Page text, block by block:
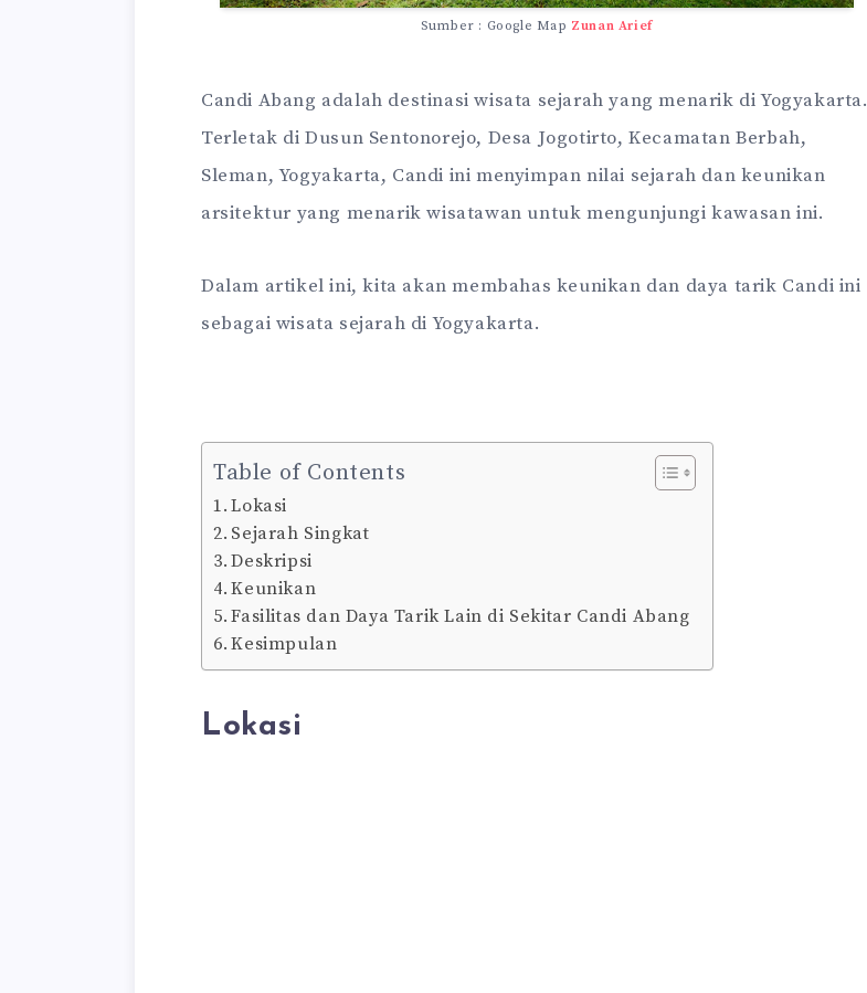
Sumber : Google Map Zunan Arief
Candi Abang adalah destinasi wisata sejarah yang menarik di Yogyakarta.
Terletak di Dusun Sentonorejo, Desa Jogotirto, Kecamatan Berbah,
Sleman, Yogyakarta, Candi ini menyimpan nilai sejarah dan keunikan
arsitektur yang menarik wisatawan untuk mengunjungi kawasan ini.
Dalam artikel ini, kita akan membahas keunikan dan daya tarik Candi ini
sebagai wisata sejarah di Yogyakarta.
Table of Contents
Lokasi
Sejarah Singkat
Deskripsi
Keunikan
Fasilitas dan Daya Tarik Lain di Sekitar Candi Abang
Kesimpulan
Lokasi